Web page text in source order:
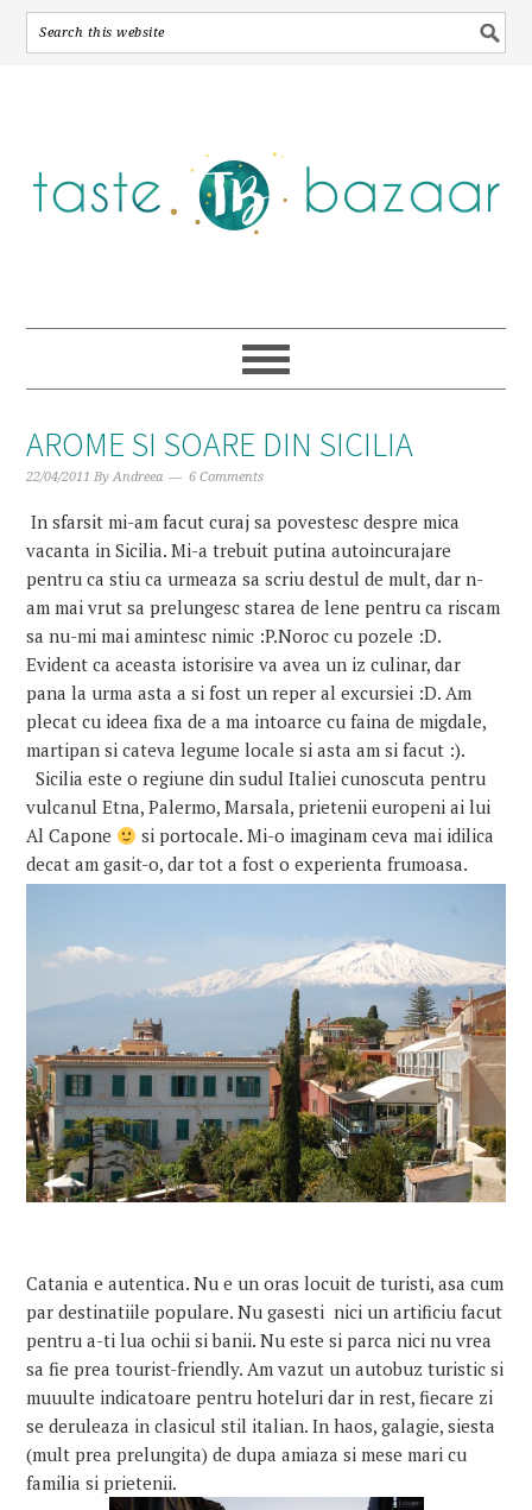
AROME SI SOARE DIN SICILIA
22/04/2011 ByAndreea 6 Comments
In sfarsit mi-am facut curaj sa povestesc despre mica
vacanta in Sicilia. Mi-a trebuit putina autoincurajare
pentru ca stiu ca urmeaza sa scriu destul de mult, dar n-
am mai vrut sa prelungesc starea de lene pentru ca riscam
sa nu-mi mai amintesc nimic :P.Noroc cu pozele :D.
Evident ca aceasta istorisire va avea un iz culinar, dar
pana la urma asta a si fost un reper al excursiei :D. Am
plecat cu ideea fixa de a ma intoarce cu faina de migdale,
martipan si cateva legume locale si asta am si facut :).
Sicilia este o regiune din sudul Italiei cunoscuta pentru
vulcanul Etna, Palermo, Marsala, prietenii europeni ai lui
Al Capone
si portocale.Mi-o imaginam ceva mai idilica
decat am gasit-o, dar tot a fost o experienta frumoasa.
Catania e autentica. Nu e un oras locuit de turisti, asa cum
par destinatiile populare. Nu gasesti nici un artificiu facut
pentru a-ti lua ochii si banii. Nu este si parca nici nu vrea
sa fie prea tourist-friendly. Am vazut un autobuz turistic si
muuulte indicatoare pentru hoteluri dar in rest, fiecare zi
se deruleaza in clasicul stil italian. In haos, galagie, siesta
(mult prea prelungita) de dupa amiaza si mese mari cu
familia si prietenii.